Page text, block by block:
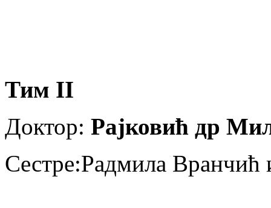
Тим II
Доктор: Рајковић др
Сестре:Радмила Вранчић